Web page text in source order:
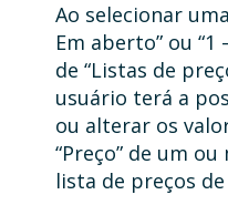
Ao selecionar
Em aberto” ou
de “Listas de
usuário terá a
ou alterar os
“Preço” de um
lista de preços